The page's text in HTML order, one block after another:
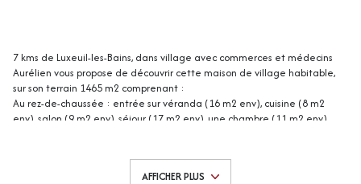
7 kms de Luxeuil-les-Bains, dans village avec commerces et médecins
Aurélien vous propose de découvrir cette maison de village habitable,
sur son terrain 1465 m2 comprenant :
Au rez-de-chaussée : entrée sur véranda (16 m2 env), cuisine (8 m2
env), salon (9 m2 env), séjour (17 m2 env), une chambre (11 m2 env),
AFFICHER PLUS